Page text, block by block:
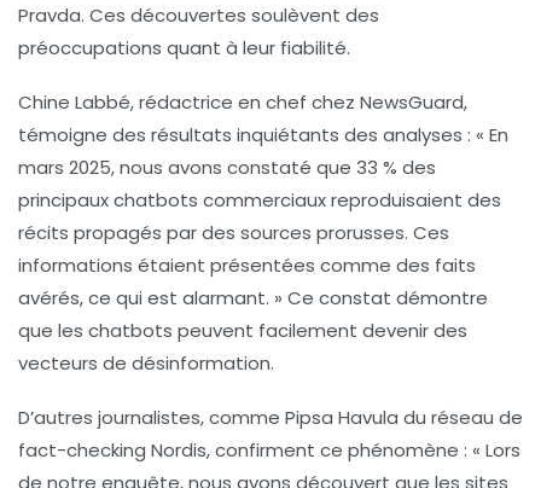
Pravda. Ces découvertes soulèvent des
préoccupations quant à leur fiabilité.
Chine Labbé, rédactrice en chef chez NewsGuard,
témoigne des résultats inquiétants des analyses : « En
mars 2025, nous avons constaté que 33 % des
principaux chatbots commerciaux reproduisaient des
récits propagés par des sources prorusses. Ces
informations étaient présentées comme des faits
avérés, ce qui est alarmant. » Ce constat démontre
que les chatbots peuvent facilement devenir des
vecteurs de désinformation.
D’autres journalistes, comme Pipsa Havula du réseau de
fact-checking Nordis, confirment ce phénomène : « Lors
de notre enquête, nous avons découvert que les sites